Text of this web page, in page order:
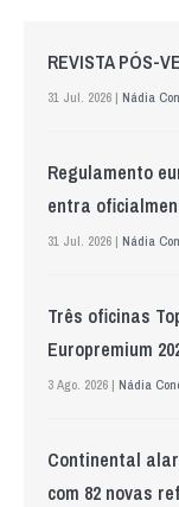
REVISTA PÓS-
31 Jul. 2026 | Nádia
Regulamento
entra
31 Jul. 2026 | Nádia
Três oficinas
Europremium
3 Ago. 2026 | Nádia
Continental
com 82 novas